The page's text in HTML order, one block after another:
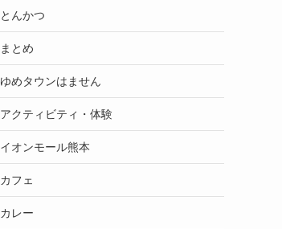
とんかつ
まとめ
ゆめタウンはません
アクティビティ・体験
イオンモール熊本
カフェ
カレー